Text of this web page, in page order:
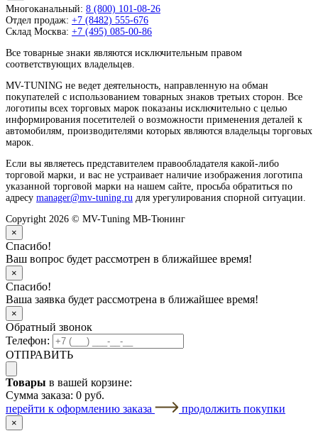
Многоканальный: 8 (800) 101-08-26
Отдел продаж: +7 (8482) 555-676
Склад Москва: +7 (495) 085-00-86
Все товарные знаки являются исключительным правом
соответствующих владельцев.
MV-TUNING не ведет деятельность, направленную на обман
покупателей с использованием товарных знаков третьих сторон. Все
логотипы всех торговых марок показаны исключительно с целью
информирования посетителей о возможности применения деталей к
автомобилям, производителями которых являются владельцы торговых
марок.
Если вы являетесь представителем правообладателя какой-либо
торговой марки, и вас не устраивает наличие изображения логотипа
указанной торговой марки на нашем сайте, просьба обратиться по
адресу manager@mv-tuning.ru для урегулирования спорной ситуации.
Copyright 2026 © MV-Tuning МВ-Тюнинг
×
Спасибо!
Ваш вопрос будет рассмотрен в ближайшее время!
×
Спасибо!
Ваша заявка будет рассмотрена в ближайшее время!
×
Обратный звонок
Телефон:
ОТПРАВИТЬ
Товары в вашей корзине:
Сумма заказа: 0 руб.
перейти к оформлению заказа
продолжить покупки
×